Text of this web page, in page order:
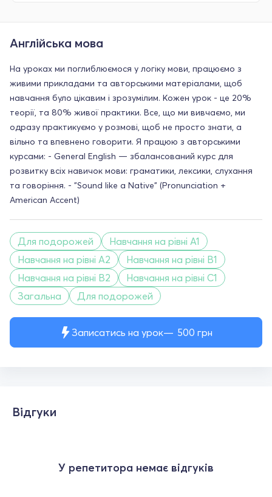
Записатись на урок 500 грн
Англійська мова
На уроках ми поглиблюємося у логіку мови, працюємо з
живими прикладами та авторськими матеріалами, щоб
навчання було цікавим і зрозумілим. Кожен урок - це 20%
теорії, та 80% живої практики. Все, що ми вивчаємо, ми
одразу практикуємо у розмові, щоб не просто знати, а
вільно та впевнено говорити. Я працюю з авторськими
курсами: - General English — збалансований курс для
розвитку всіх навичок мови: граматики, лексики, слухання
та говоріння. - "Sound like a Native" (Pronunciation +
American Accent)
Для подорожей
Навчання на рівні A1
Навчання на рівні A2
Навчання на рівні B1
Навчання на рівні B2
Навчання на рівні C1
Загальна
Для подорожей
Відгуки
У репетитора немає відгуків